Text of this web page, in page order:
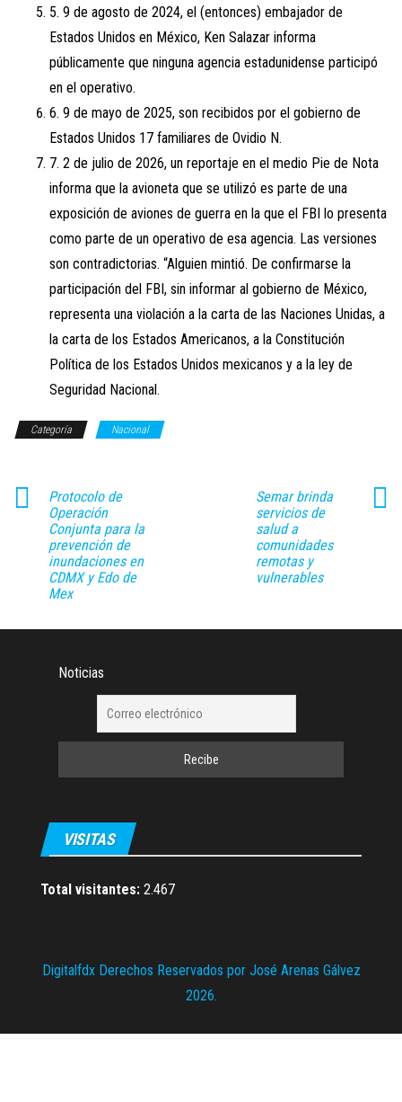
5. 9 de agosto de 2024, el (entonces) embajador de
Estados Unidos en México, Ken Salazar informa
públicamente que ninguna agencia estadunidense participó
en el operativo.
6. 9 de mayo de 2025, son recibidos por el gobierno de
Estados Unidos 17 familiares de Ovidio N.
7. 2 de julio de 2026, un reportaje en el medio Pie de Nota
informa que la avioneta que se utilizó es parte de una
exposición de aviones de guerra en la que el FBI lo presenta
como parte de un operativo de esa agencia. Las versiones
son contradictorias. “Alguien mintió. De confirmarse la
participación del FBI, sin informar al gobierno de México,
representa una violación a la carta de las Naciones Unidas, a
la carta de los Estados Americanos, a la Constitución
Política de los Estados Unidos mexicanos y a la ley de
Seguridad Nacional.
Categoría Nacional
Protocolo de
Operación
Conjunta para la
prevención de
inundaciones en
CDMX y Edo de
Mex
Semar brinda
servicios de
salud a
comunidades
remotas y
vulnerables
Noticias
VISITAS
Total visitantes: 2.467
Digitalfdx Derechos Reservados por José Arenas Gálvez
2026.